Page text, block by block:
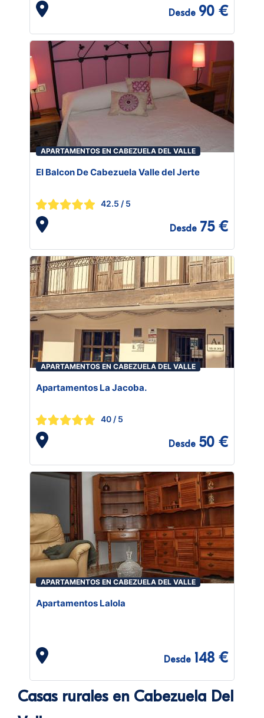
Desde 90 €
APARTAMENTOS EN CABEZUELA DEL VALLE
El Balcon De Cabezuela Valle del Jerte
42.5 / 5
Desde 75 €
APARTAMENTOS EN CABEZUELA DEL VALLE
Apartamentos La Jacoba.
40 / 5
Desde 50 €
APARTAMENTOS EN CABEZUELA DEL VALLE
Apartamentos Lalola
Desde 148 €
Casas rurales en Cabezuela Del